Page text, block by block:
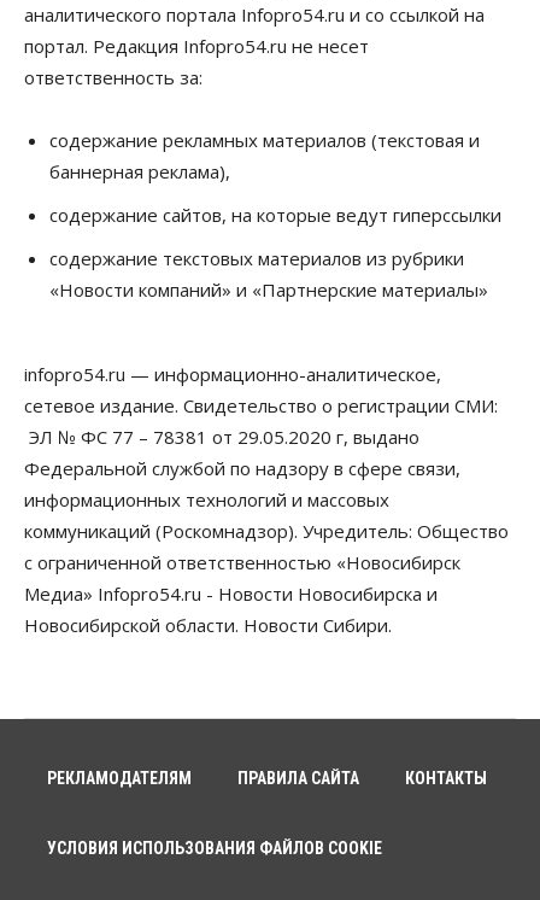
Новосибирск готовится к визиту Владимира
Путина
Бизнес Недвижимость Общество
Росреестр назвал главные причины
06 Августа 2026, 12:00
Телекоммуникации
В 16 населённых пунктах Мошковского района
Бизнес Право&Порядок
Злоумышленники опять атакуют
новосибирские компании через электронную
почту
06 Августа 2026, 11:00
Общество
Медики готовятся к второму пику активности
клещей в Новосибирской области
06 Августа 2026, 10:00
06 Августа 2026, 09:00
Застройщики Новосибирска
аналитического портала Infopro54.ru и со ссылкой на
портал. Редакция Infopro54.ru не несет
ответственность за:
содержание рекламных материалов (текстовая и
баннерная реклама),
содержание сайтов, на которые ведут гиперссылки
содержание текстовых материалов из рубрики
«Новости компаний» и «Партнерские материалы»
infopro54.ru — информационно-аналитическое,
сетевое издание. Свидетельство о регистрации СМИ:
ЭЛ № ФС 77 – 78381 от 29.05.2020 г, выдано
Федеральной службой по надзору в сфере связи,
информационных технологий и массовых
коммуникаций (Роскомнадзор). Учредитель: Общество
с ограниченной ответственностью «Новосибирск
Медиа» Infopro54.ru - Новости Новосибирска и
Новосибирской области. Новости Сибири.
РЕКЛАМОДАТЕЛЯМ ПРАВИЛА САЙТА КОНТАКТЫ
УСЛОВИЯ ИСПОЛЬЗОВАНИЯ ФАЙЛОВ COOKIE